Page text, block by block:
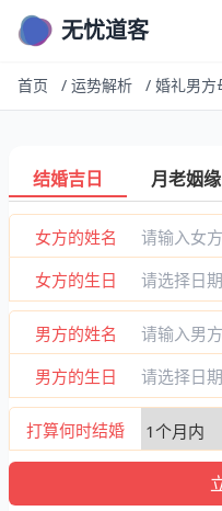
无忧道客
首页 / 运势解析 /
结婚吉日 月老姻缘
女方的姓名
女方的生日
男方的姓名
男方的生日
打算何时结婚